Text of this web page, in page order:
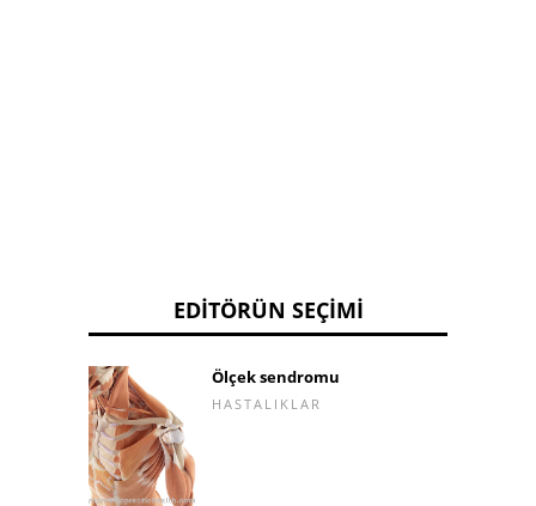
EDITÖRÜN SEÇIMI
Ölçek sendromu
HASTALIKLAR